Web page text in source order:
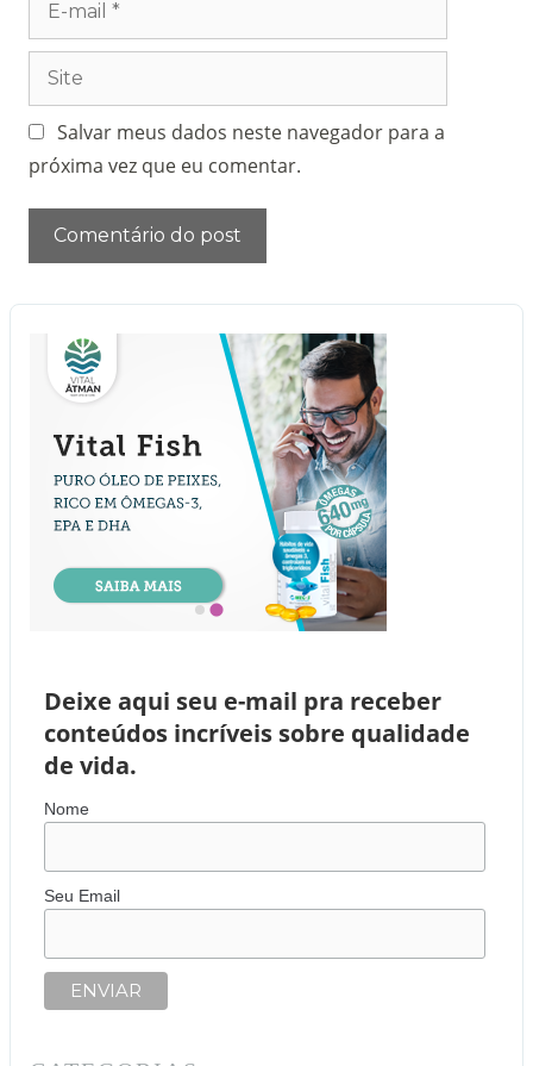
Salvar meus dados neste navegador para a
próxima vez que eu comentar.
Deixe aqui seu e-mail pra receber
conteúdos incríveis sobre qualidade
de vida.
Nome
Seu Email